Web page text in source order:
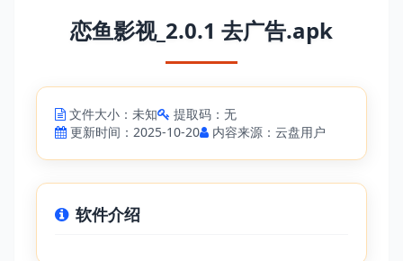
恋鱼影视_2.0.1 去广告.apk
文件大小：未知
提取码：无
更新时间：2025-10-20
内容来源：云盘用户
软件介绍